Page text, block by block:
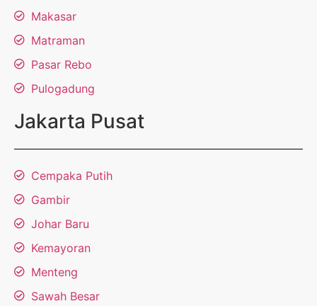
Makasar
Matraman
Pasar Rebo
Pulogadung
Jakarta Pusat
Cempaka Putih
Gambir
Johar Baru
Kemayoran
Menteng
Sawah Besar